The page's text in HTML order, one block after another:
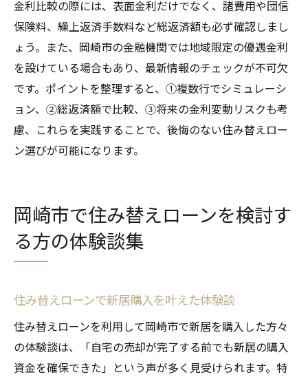
金利比較の際には、表面金利だけでなく、諸費用や団信
保険料、繰上返済手数料など総返済額も必ず確認しまし
ょう。また、岡崎市の金融機関では地域限定の優遇金利
を設けている場合もあり、最新情報のチェックが不可欠
です。ポイントを整理すると、①複数行でシミュレーシ
ョン、②総返済額で比較、③将来の金利変動リスクも考
慮、これらを実践することで、後悔のない住み替えロー
ン選びが可能になります。
岡崎市で住み替えローンを検討す
る方の体験談集
住み替えローンで新居購入を叶えた体験談
住み替えローンを利用して岡崎市で新居を購入した方々
の体験談は、「自宅の売却が完了する前でも新居の購入
資金を確保できた」という声が多く見受けられます。特